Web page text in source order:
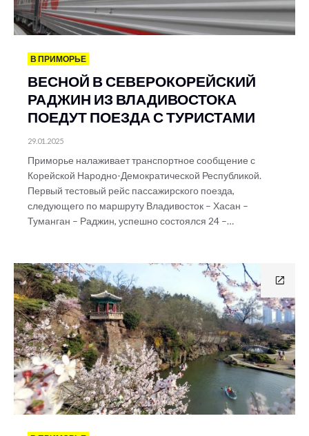
В ПРИМОРЬЕ
ВЕСНОЙ В СЕВЕРОКОРЕЙСКИЙ
РАДЖИН ИЗ ВЛАДИВОСТОКА
ПОЕДУТ ПОЕЗДА С ТУРИСТАМИ
29.01.2025
Приморье налаживает транспортное сообщение с
Корейской Народно-Демократической Республикой.
Первый тестовый рейс пассажирского поезда,
следующего по маршруту Владивосток – Хасан –
Туманган – Раджин, успешно состоялся 24 –…